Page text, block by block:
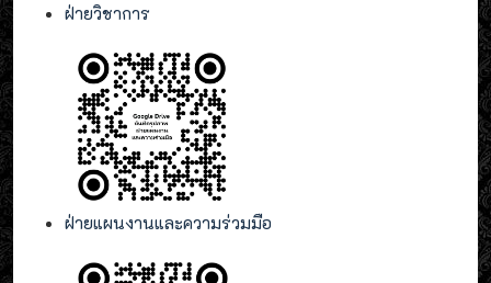
ฝ่ายวิชาการ
ฝ่ายแผนงานและความร่วมมือ